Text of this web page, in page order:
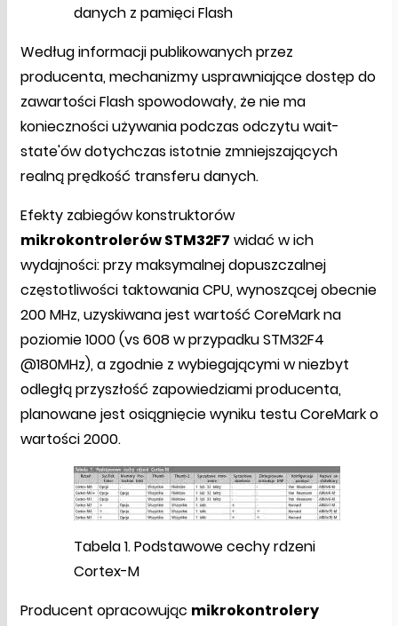
danych z pamięci Flash
Według informacji publikowanych przez
producenta, mechanizmy usprawniające dostęp do
zawartości Flash spowodowały, że nie ma
konieczności używania podczas odczytu wait-
state'ów dotychczas istotnie zmniejszających
realną prędkość transferu danych.
Efekty zabiegów konstruktorów
mikrokontrolerów STM32F7 widać w ich
wydajności: przy maksymalnej dopuszczalnej
częstotliwości taktowania CPU, wynoszącej obecnie
200 MHz, uzyskiwana jest wartość CoreMark na
poziomie 1000 (vs 608 w przypadku STM32F4
@180MHz), a zgodnie z wybiegającymi w niezbyt
odległą przyszłość zapowiedziami producenta,
planowane jest osiągnięcie wyniku testu CoreMark o
wartości 2000.
Tabela 1. Podstawowe cechy rdzeni
Cortex-M
Producent opracowując mikrokontrolery